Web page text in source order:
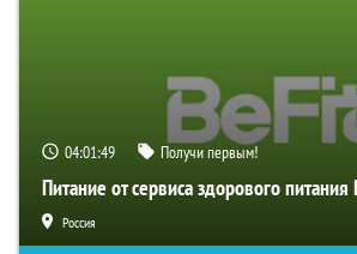
04:01:48 Получи первым!
Питание от сервиса здорового питания
Россия